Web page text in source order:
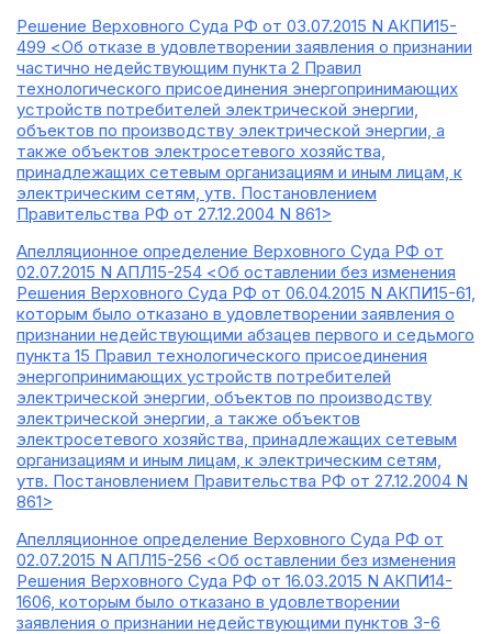
Решение Верховного Суда РФ от 03.07.2015 N АКПИ15-
499 <Об отказе в удовлетворении заявления о признании
частично недействующим пункта 2 Правил
технологического присоединения энергопринимающих
устройств потребителей электрической энергии,
объектов по производству электрической энергии, а
также объектов электросетевого хозяйства,
принадлежащих сетевым организациям и иным лицам, к
электрическим сетям, утв. Постановлением
Правительства РФ от 27.12.2004 N 861>
Апелляционное определение Верховного Суда РФ от
02.07.2015 N АПЛ15-254 <Об оставлении без изменения
Решения Верховного Суда РФ от 06.04.2015 N АКПИ15-61,
которым было отказано в удовлетворении заявления о
признании недействующими абзацев первого и седьмого
пункта 15 Правил технологического присоединения
энергопринимающих устройств потребителей
электрической энергии, объектов по производству
электрической энергии, а также объектов
электросетевого хозяйства, принадлежащих сетевым
организациям и иным лицам, к электрическим сетям,
утв. Постановлением Правительства РФ от 27.12.2004 N
861>
Апелляционное определение Верховного Суда РФ от
02.07.2015 N АПЛ15-256 <Об оставлении без изменения
Решения Верховного Суда РФ от 16.03.2015 N АКПИ14-
1606, которым было отказано в удовлетворении
заявления о признании недействующими пунктов 3-6